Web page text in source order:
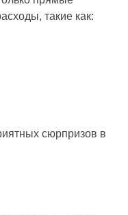
такие как:
сюрпризов в